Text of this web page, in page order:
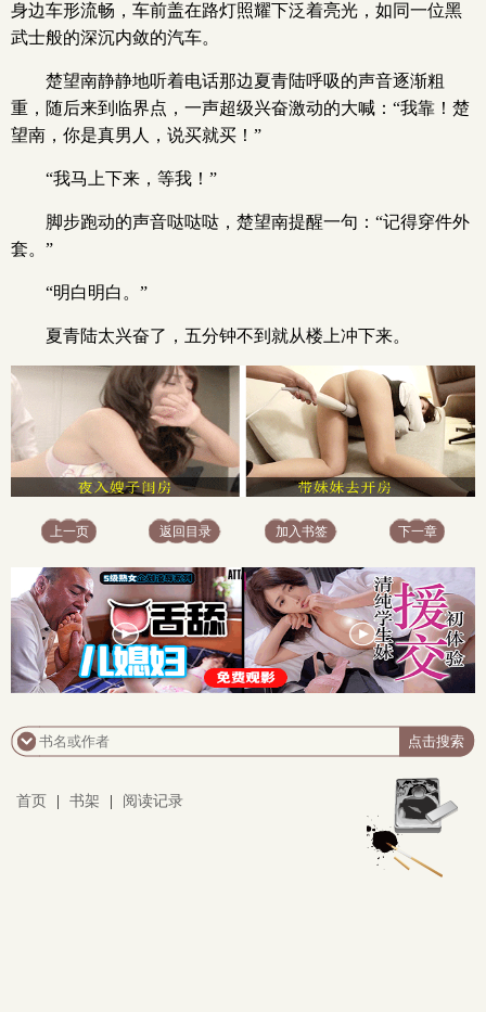
身边车形流畅，车前盖在路灯照耀下泛着亮光，如同一位黑
武士般的深沉内敛的汽车。
楚望南静静地听着电话那边夏青陆呼吸的声音逐渐粗
重，随后来到临界点，一声超级兴奋激动的大喊：“我靠！楚
望南，你是真男人，说买就买！”
“我马上下来，等我！”
脚步跑动的声音哒哒哒，楚望南提醒一句：“记得穿件外
套。”
“明白明白。”
夏青陆太兴奋了，五分钟不到就从楼上冲下来。
上一页 返回目录 加入书签 下一章
首页 书架 阅读记录